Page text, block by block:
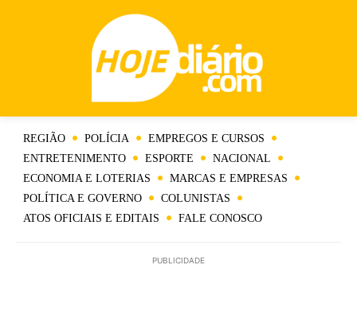
REGIÃO POLÍCIA
EMPREGOS E CURSOS
ENTRETENIMENTO
ESPORTE
NACIONAL
ECONOMIA E LOTERIAS
MARCAS E EMPRESAS
POLÍTICA E GOVERNO
COLUNISTAS
ATOS OFICIAIS E EDITAIS
FALE CONOSCO
PUBLICIDADE